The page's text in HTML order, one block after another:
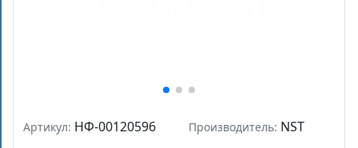
Артикул: НФ-00120596 Производитель: NST